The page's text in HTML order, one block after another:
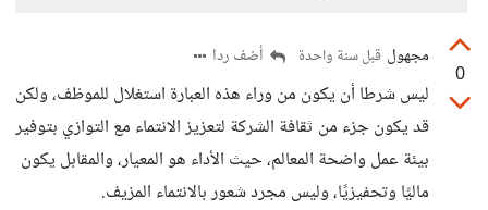
0
مجهول قبل سنة واحدة أضف ردا
ليس شرطا أن يكون من وراء هذه العبارة استغلال للموظف، ولكن
قد يكون جزء من ثقافة الشركة لتعزيز الانتماء مع التوازي بتوفير
بيئة عمل واضحة المعالم، حيث الأداء هو المعيار، والمقابل يكون
ماليًا وتحفيزيًا، وليس مجرد شعور بالانتماء المزيف.